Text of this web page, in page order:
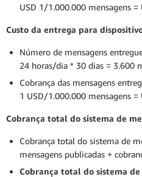
USD 1/1.000.000 mensagens =
Custo da entrega para
Número de mensagens
24 horas/dia * 30 dias = 3.600
Cobrança das mensagens
1 USD/1.000.000 mensagens =
Cobrança total do sistema de
Cobrança total do sistema de
mensagens publicadas +
Cobrança total do sistema de